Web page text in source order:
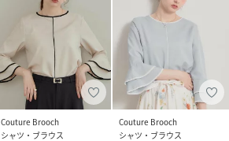
Couture Brooch
シャツ・ブラウス
Couture Brooch
シャツ・ブラウス